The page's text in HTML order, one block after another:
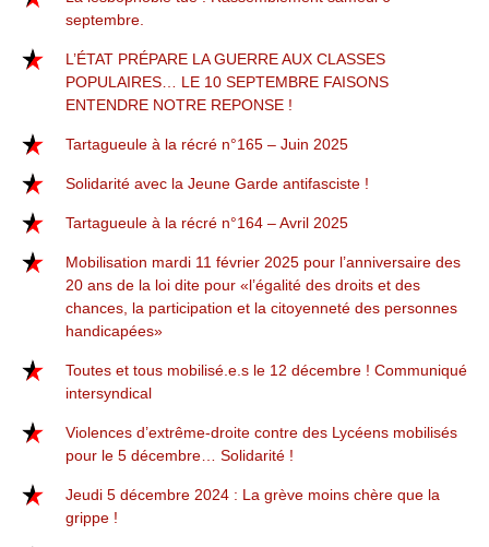
septembre.
L’ÉTAT PRÉPARE LA GUERRE AUX CLASSES
POPULAIRES… LE 10 SEPTEMBRE FAISONS
ENTENDRE NOTRE REPONSE !
Tartagueule à la récré n°165 – Juin 2025
Solidarité avec la Jeune Garde antifasciste !
Tartagueule à la récré n°164 – Avril 2025
Mobilisation mardi 11 février 2025 pour l’anniversaire des
20 ans de la loi dite pour «l’égalité des droits et des
chances, la participation et la citoyenneté des personnes
handicapées»
Toutes et tous mobilisé.e.s le 12 décembre ! Communiqué
intersyndical
Violences d’extrême-droite contre des Lycéens mobilisés
pour le 5 décembre… Solidarité !
Jeudi 5 décembre 2024 : La grève moins chère que la
grippe !